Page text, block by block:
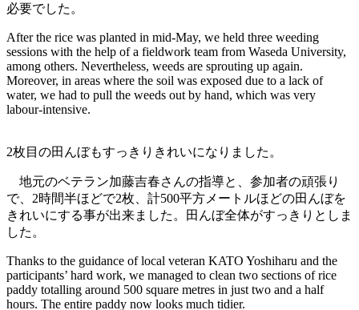
必要でした。
After the rice was planted in mid-May, we held three weeding
sessions with the help of a fieldwork team from Waseda University,
among others. Nevertheless, weeds are sprouting up again.
Moreover, in areas where the soil was exposed due to a lack of
water, we had to pull the weeds out by hand, which was very
labour-intensive.
2枚目の田んぼもすっきりきれいになりました。
地元のベテラン加藤吉春さんの指導と、参加者の頑張り
で、2時間半ほどで2枚、計500平方メートルほどの田んぼを
きれいにする事が出来ました。田んぼ全体がすっきりとしま
した。
Thanks to the guidance of local veteran KATO Yoshiharu and the
participants’ hard work, we managed to clean two sections of rice
paddy totalling around 500 square metres in just two and a half
hours. The entire paddy now looks much tidier.